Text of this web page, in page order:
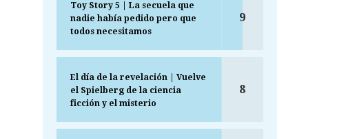
Toy Story 5 | La secuela que
nadie había pedido pero que
todos necesitamos
9
El día de la revelación | Vuelve
el Spielberg de la ciencia
ficción y el misterio
8